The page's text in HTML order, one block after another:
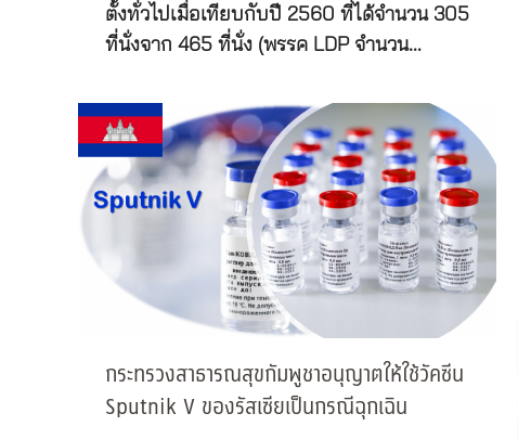
ตั้งทั่วไปเมื่อเทียบกับปี 2560 ที่ได้จำนวน 305
ที่นั่งจาก 465 ที่นั่ง (พรรค LDP จำนวน…
กระทรวงสาธารณสุขกัมพูชาอนุญาตให้ใช้วัคซีน
Sputnik V ของรัสเซียเป็นกรณีฉุกเฉิน